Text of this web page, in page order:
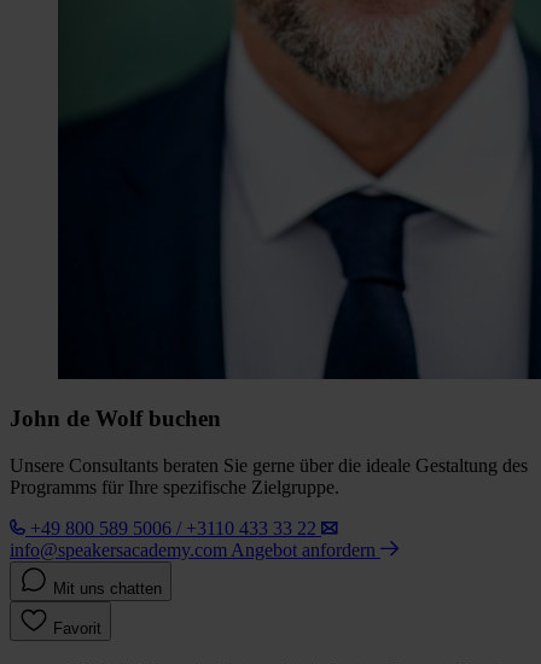
John de Wolf buchen
Unsere Consultants beraten Sie gerne über die ideale Gestaltung des
Programms für Ihre spezifische Zielgruppe.
+49 800 589 5006 / +3110 433 33 22
info@speakersacademy.com Angebot anfordern
Mit uns chatten
Favorit